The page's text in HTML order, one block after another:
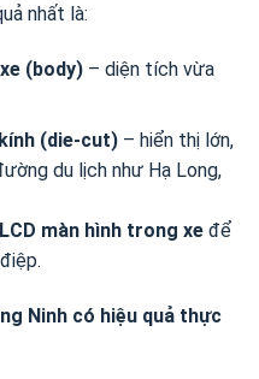
nhất là:
(body)– diện tích vừa
(die-cut)– hiển thị lớn,
du lịch như Hạ Long,
LCD màn hình trong xeđể
Ninh có hiệu quả thực